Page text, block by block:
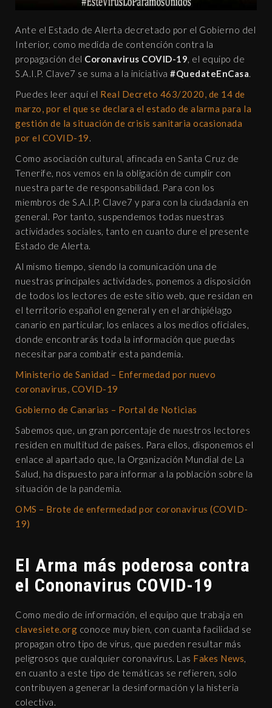
Ante el Estado de Alerta decretado por el Gobierno del
Interior, como medida de contención contra la
propagación del Coronavirus COVID-19 , el equipo de
S.A.I.P. Clave7 se suma a la iniciativa #QuedateEnCasa
Puedes leer aquí el Real Decreto 463/2020, de 14 de
marzo, por el que se declara el estado de alarma para la
gestión de la situación de crisis sanitaria ocasionada
por el COVID-19
Como asociación cultural, afincada en Santa Cruz de
Tenerife, nos vemos en la obligación de cumplir con
nuestra parte de responsabilidad. Para con los
miembros de S.A.I.P. Clave7 y para con la ciudadanía en
general. Por tanto, suspendemos todas nuestras
actividades sociales, tanto en cuanto dure el presente
Estado de Alerta.
Al mismo tiempo, siendo la comunicación una de
nuestras principales actividades, ponemos a disposición
de todos los lectores de este sitio web, que residan en
el territorio español en general y en el archipiélago
canario en particular, los enlaces a los medios oficiales,
donde encontrarás toda la información que puedas
necesitar para combatir esta pandemia.
Ministerio de Sanidad – Enfermedad por nuevo
coronavirus, COVID-19
Gobierno de Canarias – Portal de Noticias
Sabemos que, un gran porcentaje de nuestros lectores
residen en multitud de países. Para ellos, disponemos el
enlace al apartado que, la Organización Mundial de La
Salud, ha dispuesto para informar a la población sobre la
situación de la pandemia.
OMS – Brote de enfermedad por coronavirus (COVID-
19)
El Arma más poderosa contra
el Cononavirus COVID-19
Como medio de información, el equipo que trabaja en
clavesiete.org conoce muy bien, con cuanta facilidad se
propagan otro tipo de virus, que pueden resultar más
peligrosos que cualquier coronavirus. Las Fakes News
en cuanto a este tipo de temáticas se refieren, solo
contribuyen a generar la desinformación y la histeria
colectiva.